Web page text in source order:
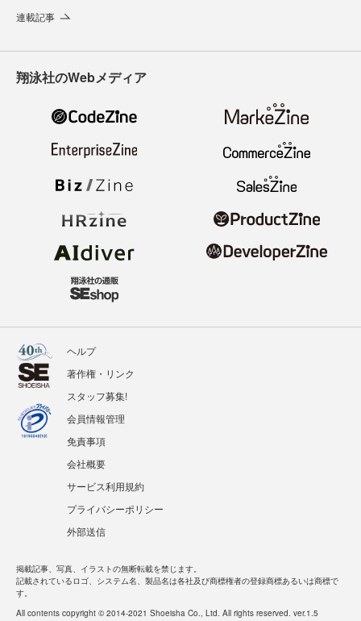
連載記事
翔泳社のWebメディア
ヘルプ
著作権・リンク
スタッフ募集!
会員情報管理
免責事項
会社概要
サービス利用規約
プライバシーポリシー
外部送信
掲載記事、写真、イラストの無断転載を禁じます。
記載されているロゴ、システム名、製品名は各社及び商標権者の登録商標あるいは商標で
す。
All contents copyright © 2014-2021 Shoeisha Co., Ltd. All rights reserved. ver.1.5